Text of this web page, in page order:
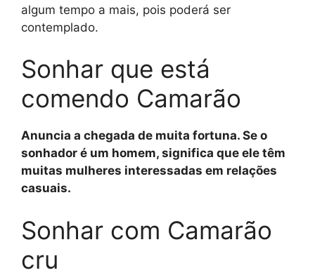
algum tempo a mais, pois poderá ser
contemplado.
Sonhar que está
comendo Camarão
Anuncia a chegada de muita fortuna. Se o
sonhador é um homem, significa que ele têm
muitas mulheres interessadas em relações
casuais.
Sonhar com Camarão
cru